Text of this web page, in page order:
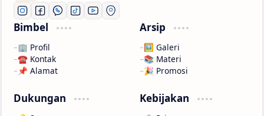
Bimbel
🏢 Profil
☎️ Kontak
📌 Alamat
Arsip
🖼️ Galeri
📚 Materi
🎉 Promosi
Dukungan Kebijakan